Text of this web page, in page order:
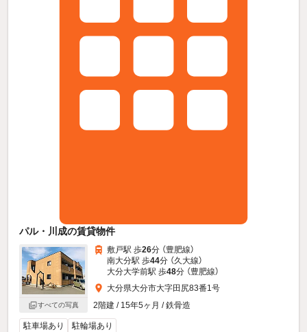
パル・川成の賃貸物件
すべての写真
敷戸駅 歩26分 （豊肥線）
南大分駅 歩44分 （久大線）
大分大学前駅 歩48分 （豊肥線）
大分県大分市大字田尻83番1号
2階建 / 15年5ヶ月 / 鉄骨造
駐車場あり 駐輪場あり